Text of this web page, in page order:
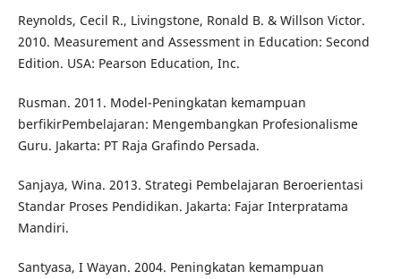
Reynolds, Cecil R., Livingstone, Ronald B. & Willson Victor.
2010. Measurement and Assessment in Education: Second
Edition. USA: Pearson Education, Inc.
Rusman. 2011. Model-Peningkatan kemampuan
berfikirPembelajaran: Mengembangkan Profesionalisme
Guru. Jakarta: PT Raja Grafindo Persada.
Sanjaya, Wina. 2013. Strategi Pembelajaran Beroerientasi
Standar Proses Pendidikan. Jakarta: Fajar Interpratama
Mandiri.
Santyasa, I Wayan. 2004. Peningkatan kemampuan